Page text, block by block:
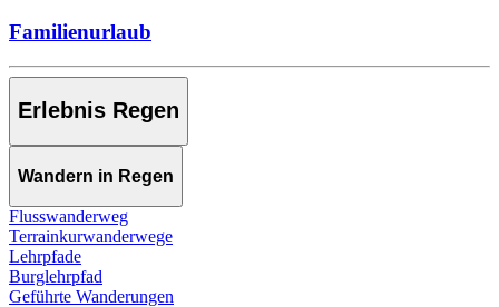
Familienurlaub
Erlebnis Regen
Wandern in Regen
Flusswanderweg
Terrainkurwanderwege
Lehrpfade
Burglehrpfad
Geführte Wanderungen